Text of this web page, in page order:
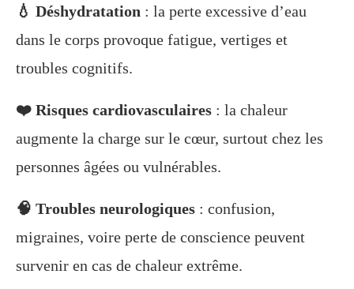
💧 Déshydratation : la perte excessive d’eau
dans le corps provoque fatigue, vertiges et
troubles cognitifs.
❤️ Risques cardiovasculaires : la chaleur
augmente la charge sur le cœur, surtout chez les
personnes âgées ou vulnérables.
🧠 Troubles neurologiques : confusion,
migraines, voire perte de conscience peuvent
survenir en cas de chaleur extrême.